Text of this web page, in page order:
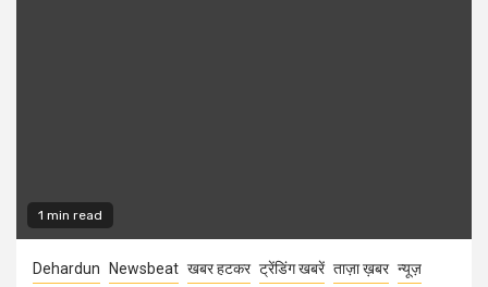
1 min read
Dehardun Newsbeat खबर हटकर ट्रेंडिंग खबरें ताज़ा ख़बर न्यूज़